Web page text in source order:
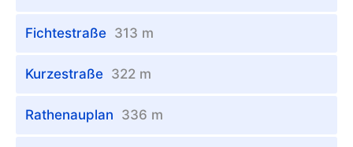
Fichtestraße 313 m
Kurzestraße 322 m
Rathenauplan 336 m